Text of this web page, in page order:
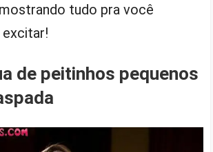
tudo pra você
de peitinhos pequenos